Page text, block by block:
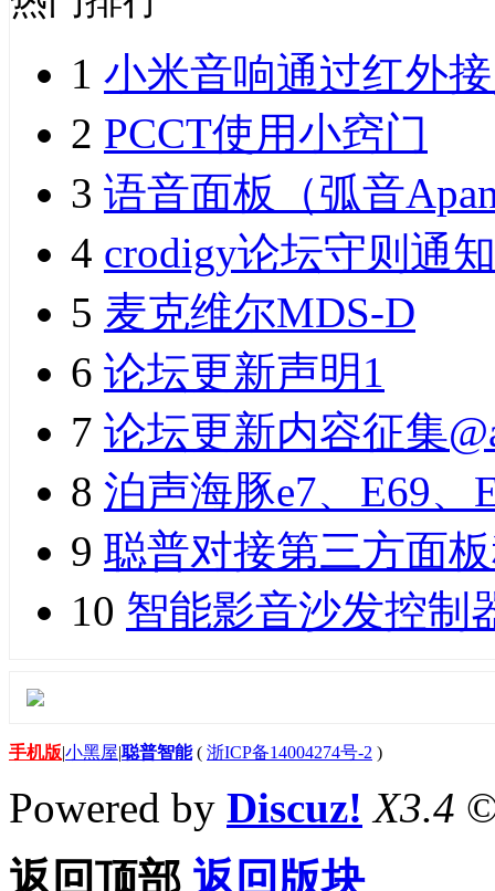
1 小米音响通过红外
2 PCCT使用小窍门
3 语音面板（弧音
4 crodigy论坛守则通知
5 麦克维尔MDS-D
6 论坛更新声明1
7 论坛更新内容征集
8 泊声海豚e7、E69、
9 聪普对接第三方面
10 智能影音沙发控制
手机版|小黑屋|聪普智能( 浙ICP备14004274号-2 )
Powered by Discuz! X3.4
返回顶部 返回版块